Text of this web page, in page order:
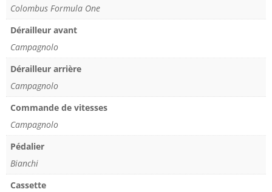
Colombus Formula One
Dérailleur avant
Campagnolo
Dérailleur arrière
Campagnolo
Commande de vitesses
Campagnolo
Pédalier
Bianchi
Cassette